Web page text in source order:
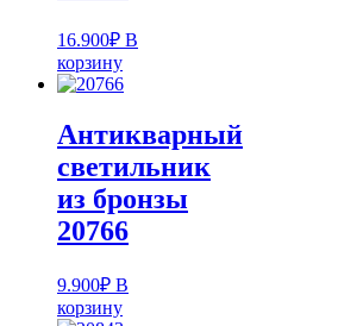
16.900₽ В
корзину
Антикварный
светильник
из бронзы
20766
9.900₽ В
корзину